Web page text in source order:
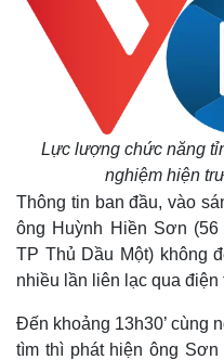
Lực lượng chức năng
nghiệm hiện
Thông tin ban đầu, vào
ông Huỳnh Hiền Sơn
TP Thủ Dầu Một) không
nhiều lần liên lạc qua
Đến khoảng 13h30’ cùng
tìm thì phát hiện ông